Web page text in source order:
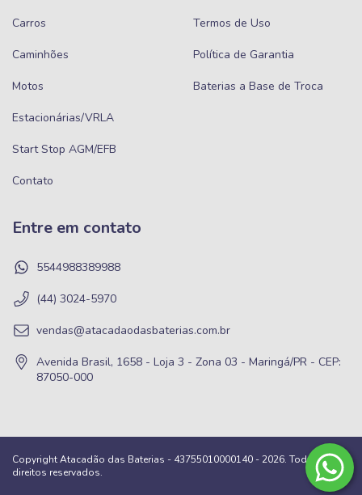
Carros
Caminhões
Motos
Estacionárias/VRLA
Start Stop AGM/EFB
Contato
Termos de Uso
Política de Garantia
Baterias a Base de Troca
Entre em contato
5544988389988
(44) 3024-5970
vendas@atacadaodasbaterias.com.br
Avenida Brasil, 1658 - Loja 3 - Zona 03 - Maringá/PR - CEP:
87050-000
Copyright Atacadão das Baterias - 43755010000140 - 2026. Todos os
direitos reservados.